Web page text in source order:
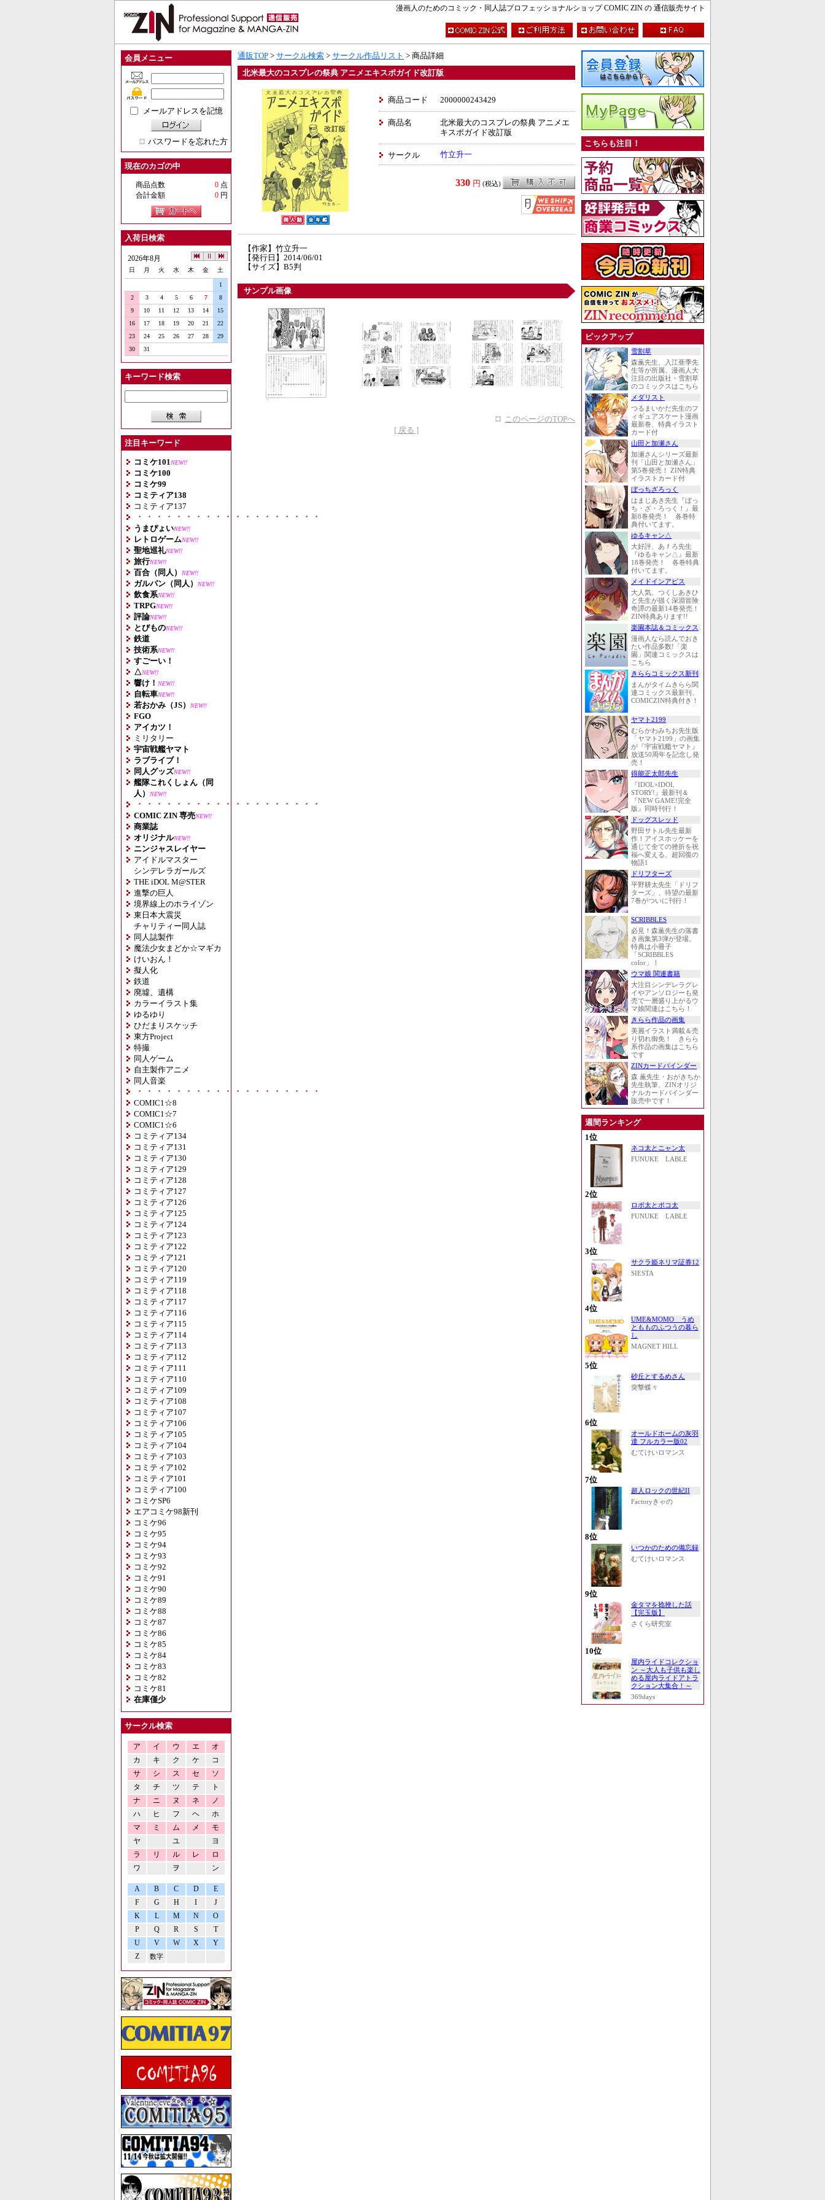
漫画人のためのコミック・同人誌プロフェッショナルショップ COMIC ZIN の 通信販売サイト
会員メニュー
メールアドレスを記憶
パスワードを忘れた方
現在のカゴの中
商品点数 0 点
合計金額
0 円
入荷日検索
2026年8月
日 月 火 水 木 金 土
1
2
3 4 5 6 7
8
9
10 11 12 13 14
15
16
17 18 19 20 21
22
23
24 25 26 27 28
29
30
31
キーワード検索
注目キーワード
コミケ101 NEW!!
コミケ100
コミケ99
コミティア138
コミティア137
・・・・・・・・・・・・・・・・・・・
うまぴょいNEW!!
レトロゲームNEW!!
聖地巡礼NEW!!
旅行NEW!!
百合（同人） NEW!!
ガルパン（同人） NEW!!
飲食系NEW!!
TRPGNEW!!
評論NEW!!
とびものNEW!!
鉄道
技術系NEW!!
すごーい！
△NEW!!
響け！ NEW!!
自転車NEW!!
若おかみ（JS） NEW!!
FGO
アイカツ！
ミリタリー
宇宙戦艦ヤマト
ラブライブ！
同人グッズNEW!!
艦隊これくしょん（同
人）
NEW!!
・・・・・・・・・・・・・・・・・・・
COMIC ZIN 専売NEW!!
商業誌
オリジナルNEW!!
ニンジャスレイヤー
アイドルマスター
シンデレラガールズ
THE iDOL M@STER
進撃の巨人
境界線上のホライゾン
東日本大震災
チャリティー同人誌
同人誌製作
魔法少女まどか☆マギカ
けいおん！
擬人化
鉄道
廃墟、遺構
カラーイラスト集
ゆるゆり
ひだまりスケッチ
東方Project
特撮
同人ゲーム
自主製作アニメ
同人音楽
・・・・・・・・・・・・・・・・・・・
COMIC1☆8
COMIC1☆7
COMIC1☆6
コミティア134
コミティア131
コミティア130
コミティア129
コミティア128
コミティア127
コミティア126
コミティア125
コミティア124
コミティア123
コミティア122
コミティア121
コミティア120
コミティア119
コミティア118
コミティア117
コミティア116
コミティア115
コミティア114
コミティア113
コミティア112
コミティア111
コミティア110
コミティア109
コミティア108
コミティア107
コミティア106
コミティア105
コミティア104
コミティア103
コミティア102
コミティア101
コミティア100
コミケSP6
エアコミケ98新刊
コミケ96
コミケ95
コミケ94
コミケ93
コミケ92
コミケ91
コミケ90
コミケ89
コミケ88
コミケ87
コミケ86
コミケ85
コミケ84
コミケ83
コミケ82
コミケ81
在庫僅少
サークル検索
ア イ ウ エ
オ
カ
キ ク ケ
コ
サ
シ ス セ
ソ
タ
チ ツ テ
ト
ナ
ニ ヌ ネ
ノ
ハ
ヒ フ ヘ
ホ
マ
ミ ム メ
モ
ヤ
ユ
ヨ
ラ
リ ル レ
ロ
ワ
ヲ ン
A B C D
E
F
G H I
J
K
L M N
O
P
Q R S
T
U
V W X
Y
Z
数字
通販TOP > サークル検索 > サークル作品リスト > 商品詳細
北米最大のコスプレの祭典 アニメエキスポガイド改訂版
商品コード 2000000243429
商品名
北米最大のコスプレの祭典 アニメエ
キスポガイド改訂版
サークル 竹立升一
330 円 (税込)
【作家】竹立升一
【発行日】2014/06/01
【サイズ】B5判
サンプル画像
このページのTOPへ
[ 戻る ]
こちらも注目！
ピックアップ
雪割草
森薫先生、入江亜季先
生等が所属、漫画人大
注目の出版社・雪割草
のコミックスはこちら
メダリスト
つるまいかだ先生のフ
ィギュアスケート漫画
最新巻、特典イラスト
カード付
山田と加瀬さん
加瀬さんシリーズ最新
刊「山田と加瀬さん」
第5巻発売！ ZIN特典
イラストカード付
ぼっちざろっく
はまじあき先生『ぼっ
ち・ざ・ろっく！』最
新8巻発売！ 各巻特
典付いてます。
ゆるキャン△
大好評、あｆろ先生
『ゆるキャン△』最新
18巻発売！ 各巻特典
付いてます。
メイドインアビス
大人気、つくしあきひ
と先生が描く深淵冒険
奇譚の最新14巻発売！
ZIN特典あります!!
楽園本誌＆コミックス
漫画人なら読んでおき
たい作品多数!「楽
園」関連コミックスは
こちら
きららコミックス新刊
まんがタイムきらら関
連コミックス最新刊、
COMICZIN特典付き！
ヤマト2199
むらかわみちお先生版
「ヤマト2199」の画集
が『宇宙戦艦ヤマト』
放送50周年を記念し発
売！
得能正太郎先生
『IDOL×IDOL
STORY!』最新刊＆
『NEW GAME!完全
版』同時刊行！
ドッグスレッド
野田サトル先生最新
作！アイスホッケーを
通じて全ての挫折を祝
福へ変える、超回復の
物語1
ドリフターズ
平野耕太先生「ドリフ
ターズ」、待望の最新
7巻がついに刊行！
SCRIBBLES
必見！森薫先生の落書
き画集第3弾が登場。
特典は小冊子
「SCRIBBLES
color」！
ウマ娘 関連書籍
大注目シンデレラグレ
イやアンソロジーも発
売で一層盛り上がるウ
マ娘関連はこちら！
きらら作品の画集
美麗イラスト満載＆売
り切れ御免！ きらら
系作品の画集はこちら
です
ZINカードバインダー
森 薫先生・おがきちか
先生執筆、ZINオリジ
ナルカードバインダー
販売中です！
週間ランキング
1位
ネコ太とニャン太
FUNUKE LABLE
2位
ロボ太とポコ太
FUNUKE LABLE
3位
サクラ姫ネリマ証券12
SIESTA
4位
UME&MOMO うめ
ともものふつうの暮ら
し
MAGNET HILL
5位
砂丘とするめさん
突撃蝶々
6位
オールドホームの灰羽
達 フルカラー版02
むてけいロマンス
7位
超人ロックの世紀II
Factoryきゃの
8位
いつかのための備忘録
むてけいロマンス
9位
金タマを捻挫した話
【完玉版】
さくら研究室
10位
屋内ライドコレクショ
ン ～大人も子供も楽し
める屋内ライドアトラ
クション大集合！～
369days